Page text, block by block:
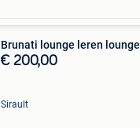
Brunati lounge leren lounge
€ 200,00
Sirault